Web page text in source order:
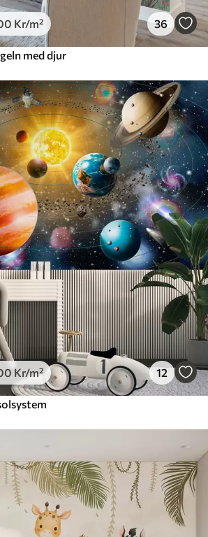
Kr/m² 36
med djur
Kr/m² 12